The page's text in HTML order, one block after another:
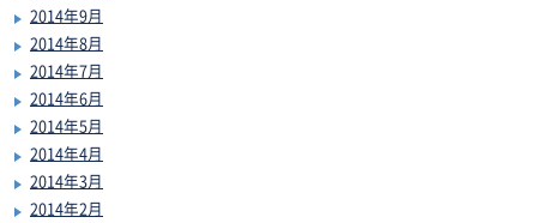
2014年9月
2014年8月
2014年7月
2014年6月
2014年5月
2014年4月
2014年3月
2014年2月